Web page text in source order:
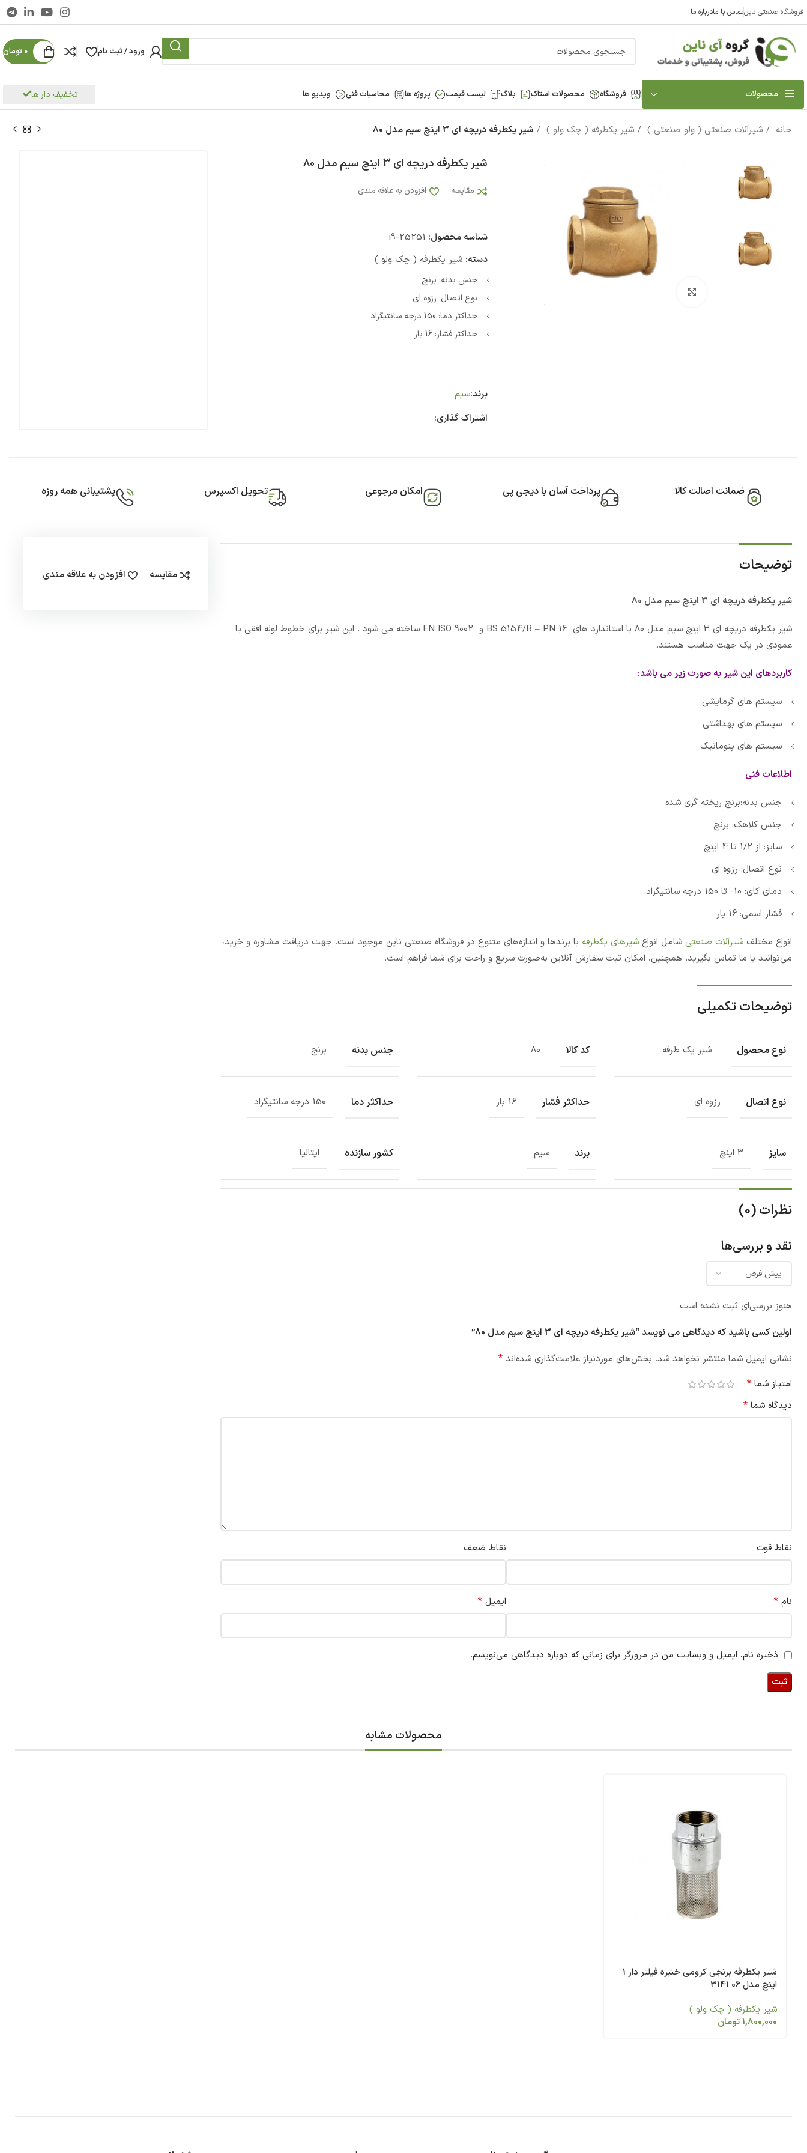
فروشگاه صنعتی ناینتماس با مادرباره ما
ورود / ثبت نام 0 تومان
محصولات فروشگاه محصولات استاک بلاگ لیست قیمت پروژه ها محاسبات فنی ویدیو ها تخفیف دار ها
خانه شیرآلات صنعتی ( ولو صنعتی ) شیر یکطرفه ( چک ولو ) شیر یکطرفه دریچه ای 3 اینچ سیم مدل 80
شیر یکطرفه دریچه ای 3 اینچ سیم مدل 80
مقایسه افزودن به علاقه مندی
شناسه محصول: i9-25251
دسته: شیر یکطرفه ( چک ولو )
جنس بدنه: برنج
نوع اتصال: رزوه ای
حداکثر دما: 150 درجه سانتیگراد
حداکثر فشار: 16 بار
برند:سیم
اشتراک گذاری:
ضمانت اصالت کالا پرداخت آسان با دیجی پی امکان مرجوعی تحویل اکسپرس پشتیبانی همه روزه
توضیحات
شیر یکطرفه دریچه ای 3 اینچ سیم مدل 80
شیر یکطرفه دریچه ای 3 اینچ سیم مدل 80 با استاندارد های BS 5154/B – PN 16 و EN ISO 9002 ساخته می شود . این شیر برای خطوط لوله افقی یا
عمودی در یک جهت مناسب هستند.
کاربردهای این شیر به صورت زیر می باشد:
سیستم های گرمایشی
سیستم های بهداشتی
سیستم های پنوماتیک
اطلاعات فنی
جنس بدنه:برنج ریخته گری شده
جنس کلاهک: برنج
سایز: از 1/2 تا 4 اینچ
نوع اتصال: رزوه ای
دمای کای: 10- تا 150 درجه سانتیگراد
فشار اسمی: 16 بار
انواع مختلف شیرآلات صنعتی شامل انواع شیرهای یکطرفه با برندها و اندازه‌های متنوع در فروشگاه صنعتی ناین موجود است. جهت دریافت مشاوره و خرید،
می‌توانید با ما تماس بگیرید. همچنین، امکان ثبت سفارش آنلاین به‌صورت سریع و راحت برای شما فراهم است.
توضیحات تکمیلی
نوع محصول شیر یک طرفه کد کالا 80 جنس بدنه برنج
نوع اتصال رزوه ای حداکثر فشار 16 بار حداکثر دما 150 درجه سانتیگراد
سایز 3 اینچ برند سیم کشور سازنده ایتالیا
نظرات (0)
نقد و بررسی‌ها
هنوز بررسی‌ای ثبت نشده است.
اولین کسی باشید که دیدگاهی می نویسد “شیر یکطرفه دریچه ای 3 اینچ سیم مدل 80”
نشانی ایمیل شما منتشر نخواهد شد. بخش‌های موردنیاز علامت‌گذاری شده‌اند *
امتیاز شما *
دیدگاه شما *
نقاط قوت نقاط ضعف
نام * ایمیل *
ذخیره نام، ایمیل و وبسایت من در مرورگر برای زمانی که دوباره دیدگاهی می‌نویسم.
مقایسه افزودن به علاقه مندی
محصولات مشابه
شیر یکطرفه برنجی کرومی خنبره فیلتر دار 1
اینچ مدل 06 3141
شیر یکطرفه ( چک ولو )
1,800,000تومان